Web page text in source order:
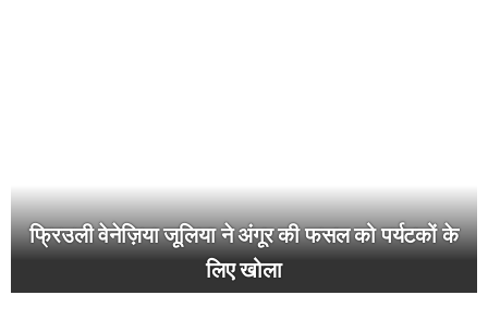
फ्रिउली वेनेज़िया जूलिया ने अंगूर की फसल को पर्यटकों के
लिए खोला